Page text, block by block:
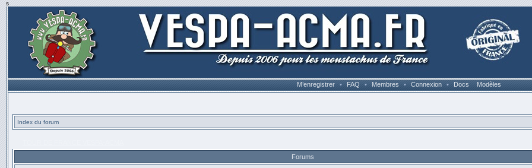
s
M’enregistrer • FAQ • Membres • Connexion • Docs Modèles
Index du forum
Forums